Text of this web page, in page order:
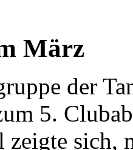
März
der
5.
zeigte sich,